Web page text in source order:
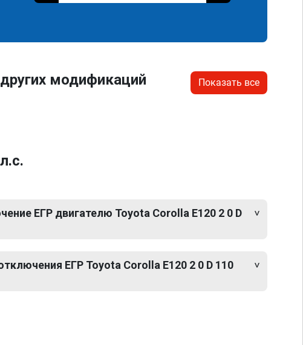
модификаций
Показать все
ЕГР двигателю Toyota Corolla E120 2 0 D
ЕГР Toyota Corolla E120 2 0 D 110